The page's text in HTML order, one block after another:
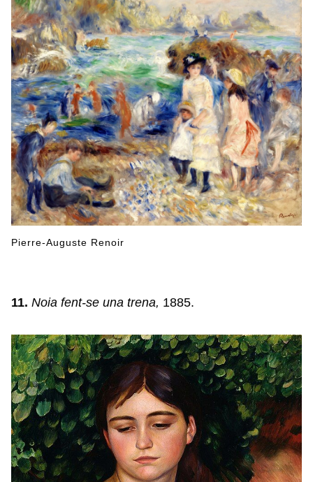
Pierre-Auguste Renoir
11. Noia fent-se una trena, 1885.